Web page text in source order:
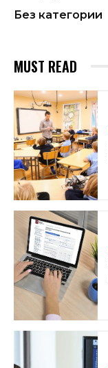
Без категории
MUST READ